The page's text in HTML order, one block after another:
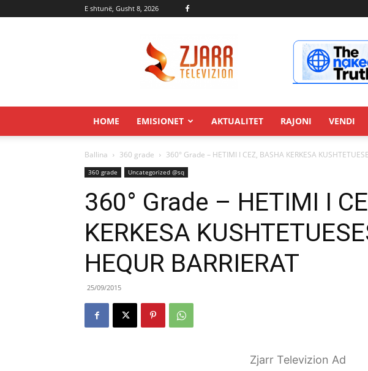
E shtunë, Gusht 8, 2026
HOME EMISIONET AKTUALITET RAJONI VENDI
Ballina 360 grade 360° Grade – HETIMI I CEZ, BASHA KERKESA
360 grade Uncategorized @sq
360° Grade – HETIMI I
KERKESA
HEQUR BARRIERAT
25/09/2015
Zjarr Televizion Ad